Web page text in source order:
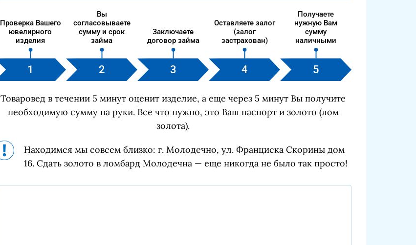
Проверка Вашего
ювелирного
изделия
Вы
согласовываете
сумму и срок
займа
Заключаете
договор займа
Оставляете залог
(залог
застрахован)
Получаете
нужную Вам
сумму
наличными
Товаровед в течении 5 минут оценит изделие, а еще через 5 минут Вы получите
необходимую сумму на руки. Все что нужно, это Ваш паспорт и золото (лом
золота).
Находимся мы совсем близко: г. Молодечно, ул. Франциска Скорины дом
16. Сдать золото в ломбард Молодечна — еще никогда не было так просто!